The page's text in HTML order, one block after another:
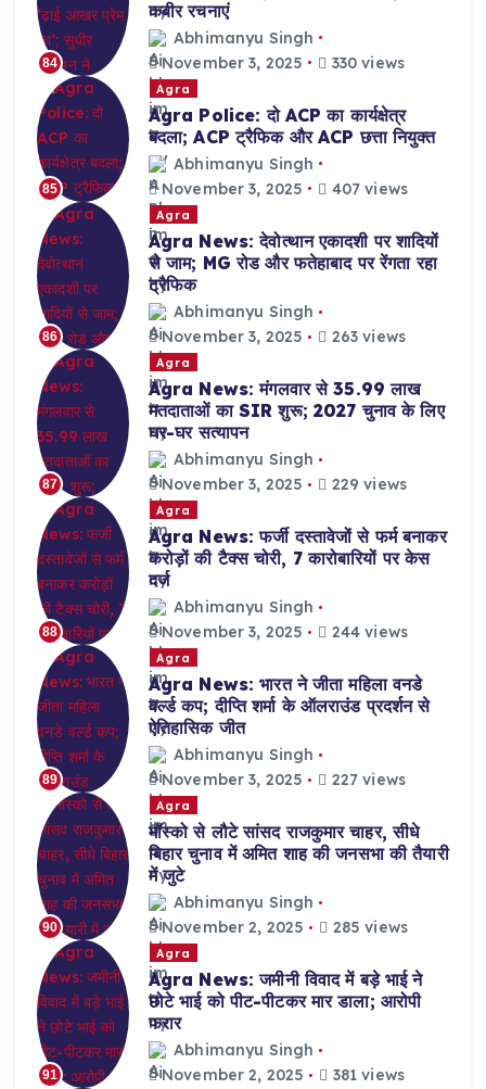
84
कबीर रचनाएं
Abhimanyu Singh
November 3, 2025
330 views
85
Agra
Agra Police: दो ACP का कार्यक्षेत्र
बदला; ACP ट्रैफिक और ACP छत्ता नियुक्त
Abhimanyu Singh
November 3, 2025
407 views
86
Agra
Agra News: देवोत्थान एकादशी पर शादियों
से जाम; MG रोड और फतेहाबाद पर रेंगता रहा
ट्रैफिक
Abhimanyu Singh
November 3, 2025
263 views
87
Agra
Agra News: मंगलवार से 35.99 लाख
मतदाताओं का SIR शुरू; 2027 चुनाव के लिए
घर-घर सत्यापन
Abhimanyu Singh
November 3, 2025
229 views
88
Agra
Agra News: फर्जी दस्तावेजों से फर्म बनाकर
करोड़ों की टैक्स चोरी, 7 कारोबारियों पर केस
दर्ज
Abhimanyu Singh
November 3, 2025
244 views
89
Agra
Agra News: भारत ने जीता महिला वनडे
वर्ल्ड कप; दीप्ति शर्मा के ऑलराउंड प्रदर्शन से
ऐतिहासिक जीत
Abhimanyu Singh
November 3, 2025
227 views
90
Agra
मॉस्को से लौटे सांसद राजकुमार चाहर, सीधे
बिहार चुनाव में अमित शाह की जनसभा की तैयारी
में जुटे
Abhimanyu Singh
November 2, 2025
285 views
91
Agra
Agra News: जमीनी विवाद में बड़े भाई ने
छोटे भाई को पीट-पीटकर मार डाला; आरोपी
फरार
Abhimanyu Singh
November 2, 2025
381 views